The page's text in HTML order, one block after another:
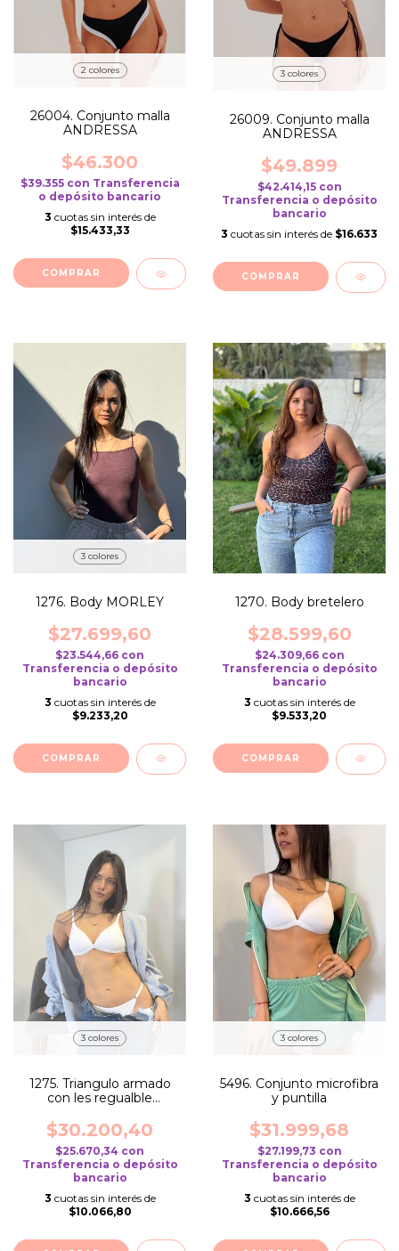
2 colores
26004. Conjunto malla
ANDRESSA
$46.300
$39.355 con Transferencia
o depósito bancario
3 cuotas sin interés de
$15.433,33
COMPRAR
3 colores
26009. Conjunto malla
ANDRESSA
$49.899
$42.414,15 con
Transferencia o depósito
bancario
3 cuotas sin interés de $16.633
COMPRAR
3 colores
1276. Body MORLEY
$27.699,60
$23.544,66 con
Transferencia o depósito
bancario
3 cuotas sin interés de
$9.233,20
COMPRAR
1270. Body bretelero
$28.599,60
$24.309,66 con
Transferencia o depósito
bancario
3 cuotas sin interés de
$9.533,20
COMPRAR
3 colores
1275. Triangulo armado
con les regualble
$30.200,40
$25.670,34 con
Transferencia o depósito
bancario
3 cuotas sin interés de
$10.066,80
3 colores
5496. Conjunto microfibra
y puntilla
$31.999,68
$27.199,73 con
Transferencia o depósito
bancario
3 cuotas sin interés de
$10.666,56